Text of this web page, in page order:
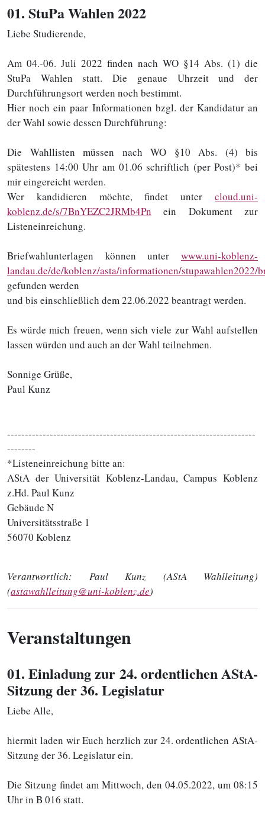
01. StuPa Wahlen 2022
Liebe Studierende,
Am 04.-06. Juli 2022 finden nach WO §14 Abs. (1) die
StuPa Wahlen statt. Die genaue Uhrzeit und der
Durchführungsort werden noch bestimmt.
Hier noch ein paar Informationen bzgl. der Kandidatur an
der Wahl sowie dessen Durchführung:
Die Wahllisten müssen nach WO §10 Abs. (4) bis
spätestens 14:00 Uhr am 01.06 schriftlich (per Post)* bei
mir eingereicht werden.
Wer kandidieren möchte, findet unter cloud.uni-
koblenz.de/s/7BnYEZC2JRMb4Pn ein Dokument zur
Listeneinreichung.
Briefwahlunterlagen können unter www.uni-koblenz-
landau.de/de/koblenz/asta/informationen/stupawahlen2022/
gefunden werden
und bis einschließlich dem 22.06.2022 beantragt werden.
Es würde mich freuen, wenn sich viele zur Wahl aufstellen
lassen würden und auch an der Wahl teilnehmen.
Sonnige Grüße,
Paul Kunz
----------------------------------------------------------------------
--------
*Listeneinreichung bitte an:
AStA der Universität Koblenz-Landau, Campus Koblenz
z.Hd. Paul Kunz
Gebäude N
Universitätsstraße 1
56070 Koblenz
Verantwortlich: Paul Kunz (AStA Wahlleitung)
(astawahlleitung@uni-koblenz.de)
Veranstaltungen
01. Einladung zur 24. ordentlichen AStA-
Sitzung der 36. Legislatur
Liebe Alle,
hiermit laden wir Euch herzlich zur 24. ordentlichen AStA-
Sitzung der 36. Legislatur ein.
Die Sitzung findet am Mittwoch, den 04.05.2022, um 08:15
Uhr in B 016 statt.